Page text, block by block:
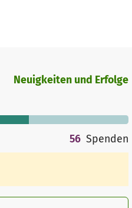
Neuigkeiten und Erfolge
56 Spenden